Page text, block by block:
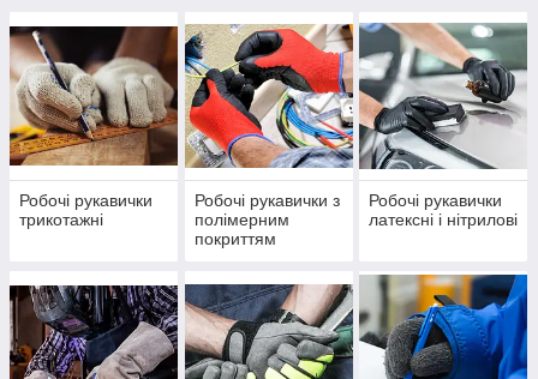
Робочі рукавички
трикотажні
Робочі рукавички з
полімерним
покриттям
Робочі рукавички
латексні і нітрилові